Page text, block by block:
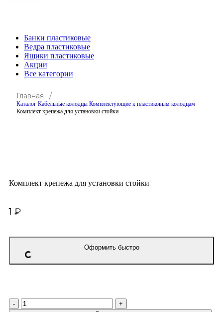
Банки пластиковые
Ведра пластиковые
Ящики пластиковые
Акции
Все категории
Главная /
Каталог Кабельные колодцы Комплектующие к пластиковым колодцам
Комплект крепежа для установки стойки
Комплект крепежа для установки стойки
1 ₽
Оформить быстро